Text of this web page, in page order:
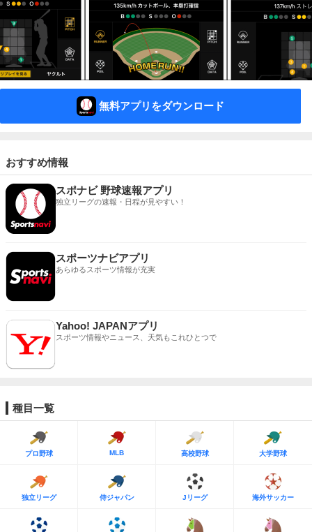
無料アプリをダウンロード
おすすめ情報
スポナビ 野球速報アプリ
独立リーグの速報・日程が見やすい！
スポーツナビアプリ
あらゆるスポーツ情報が充実
Yahoo! JAPANアプリ
スポーツ情報やニュース、天気もこれひとつで
種目一覧
プロ野球 MLB 高校野球 大学野球
独立リーグ 侍ジャパン Jリーグ 海外サッカー